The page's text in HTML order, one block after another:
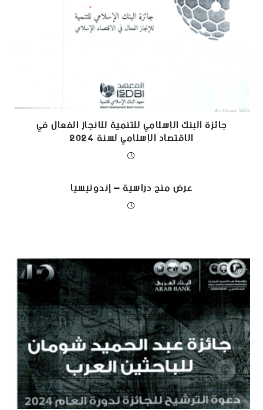
جائزة البنك الإسلامي للتنمية للانجاز الفعال في
الاقتصاد الإسلامي لسنة 2024
عرض منح دراسية – إندونيسيا